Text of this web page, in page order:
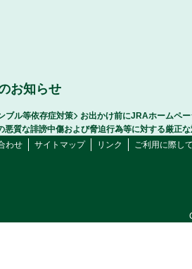
お知らせ
ブル等依存症対策
お出かけ前にJRAホームペ
悪質な誹謗中傷および脅迫行為等に対する厳正
わせ
サイトマップ リンク ご利用に際し